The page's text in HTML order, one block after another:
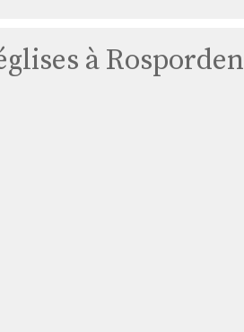
à Rosporden